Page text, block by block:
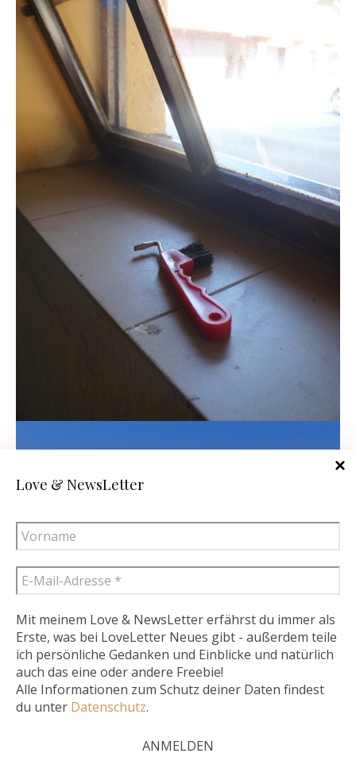
Love & NewsLetter
Mit meinem Love & NewsLetter erfährst du immer als
Erste, was bei LoveLetter Neues gibt - außerdem teile
ich persönliche Gedanken und Einblicke und natürlich
auch das eine oder andere Freebie!
Alle Informationen zum Schutz deiner Daten findest
du unter Datenschutz.
Diese Website verwendet Cookies – nähere Informationen dazu
und zu Ihren Rechten als Benutzer finden Sie in meiner
Datenschutzerklärung. Klicken Sie auf „Ich stimme zu“, um
Ich stimme zu.